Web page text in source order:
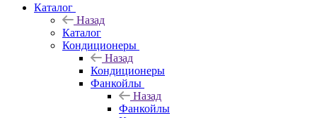
Каталог
Назад
Каталог
Кондиционеры
Назад
Кондиционеры
Фанкойлы
Назад
Фанкойлы